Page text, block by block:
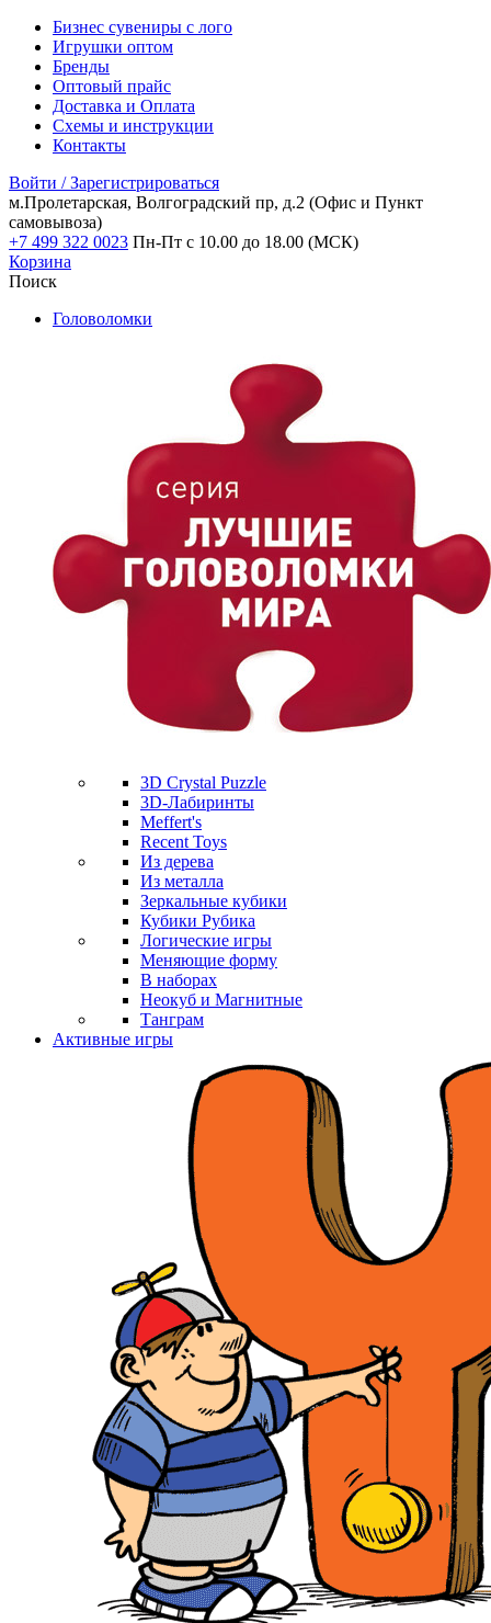
Бизнес сувениры с лого
Игрушки оптом
Бренды
Оптовый прайс
Доставка и Оплата
Схемы и инструкции
Контакты
Войти / Зарегистрироваться
м.Пролетарская, Волгоградский пр, д.2 (Офис и Пункт
самовывоза)
+7 499 322 0023 Пн-Пт с 10.00 до 18.00 (МСК)
Корзина
Поиск
Головоломки
3D Crystal Puzzle
3D-Лабиринты
Meffert's
Recent Toys
Из дерева
Из металла
Зеркальные кубики
Кубики Рубика
Логические игры
Меняющие форму
В наборах
Неокуб и Магнитные
Танграм
Активные игры